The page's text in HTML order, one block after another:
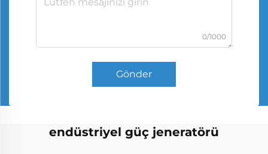
0/1000
Gönder
endüstriyel güç jeneratörü